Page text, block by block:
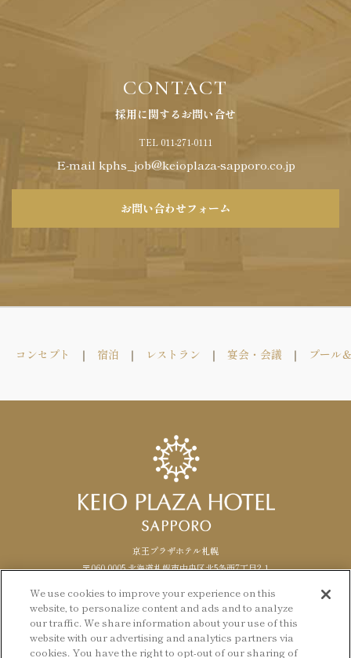
CONTACT
採用に関するお問い合せ
TEL 011-271-0111
E-mail kphs_job@keioplaza-sapporo.co.jp
お問い合わせフォーム
コンセプト 宿泊 レストラン 宴会・会議 プール
京王プラザホテル札幌
〒060-0005 北海道札幌市中央区北5条西7丁目2-1
Facebook Instagram LANGUAGE
English
We use cookies to improve your experience on this
website, to personalize content and ads and to analyze
our traffic. We share information about your use of this
website with our advertising and analytics partners via
cookies. You have the right to opt-out of our sharing of